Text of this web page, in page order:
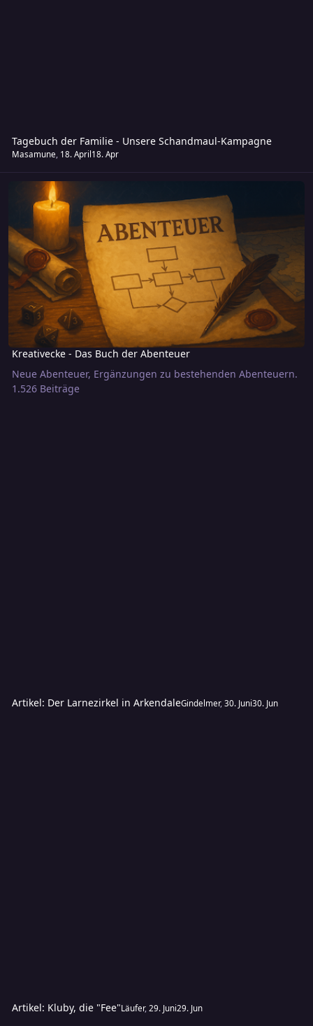
Tagebuch der Familie - Unsere Schandmaul-Kampagne
Masamune, 18. April 18. Apr
Kreativecke - Das Buch der Abenteuer
Kreativecke - Das Buch der Abenteuer
Neue Abenteuer, Ergänzungen zu bestehenden Abenteuern.
1.526 Beiträge
Artikel: Der Larnezirkel in ArkendaleGindelmer, 30. Juni30. Jun
Artikel: Kluby, die "Fee"Läufer, 29. Juni29. Jun